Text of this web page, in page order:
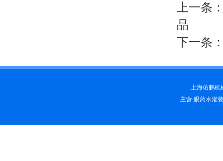
上一条
品
下一条
上海佑鹏机
主营:眼药水灌